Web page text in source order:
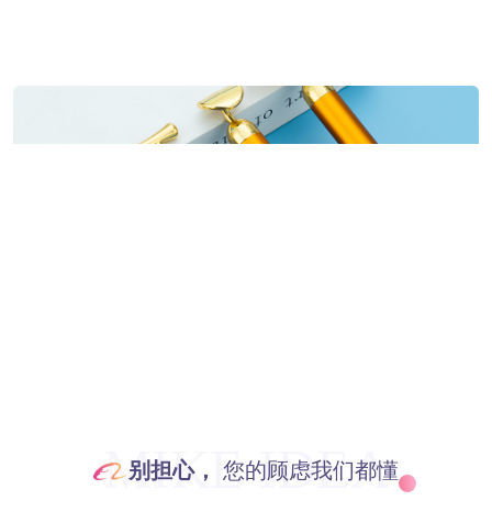
MIKE IDEA
别担心，您的顾虑我们都懂